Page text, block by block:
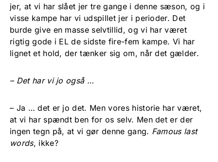
jer, at vi har slået jer tre gange i denne sæson, og i
visse kampe har vi udspillet jer i perioder. Det
burde give en masse selvtillid, og vi har været
rigtig gode i EL de sidste fire-fem kampe. Vi har
lignet et hold, der tænker sig om, når det gælder.
– Det har vi jo også …
– Ja … det er jo det. Men vores historie har været,
at vi har spændt ben for os selv. Men det er der
ingen tegn på, at vi gør denne gang. Famous last
words, ikke?